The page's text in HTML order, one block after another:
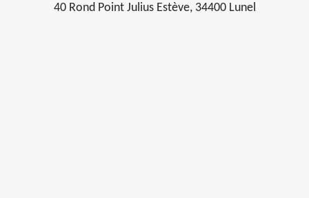
40 Rond Point Julius Estève, 34400 Lunel